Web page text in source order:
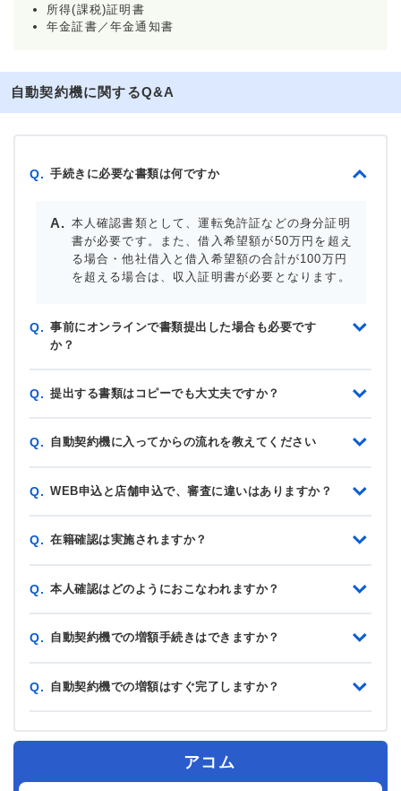
所得(課税)証明書
年金証書／年金通知書
自動契約機に関するQ&A
Q. 手続きに必要な書類は何ですか
本人確認書類として、運転免許証などの身分証明
書が必要です。また、借入希望額が50万円を超え
る場合・他社借入と借入希望額の合計が100万円
を超える場合は、収入証明書が必要となります。
Q. 事前にオンラインで書類提出した場合も必要です
か？
Q. 提出する書類はコピーでも大丈夫ですか？
Q. 自動契約機に入ってからの流れを教えてください
Q. WEB申込と店舗申込で、審査に違いはありますか？
Q. 在籍確認は実施されますか？
Q. 本人確認はどのようにおこなわれますか？
Q. 自動契約機での増額手続きはできますか？
Q. 自動契約機での増額はすぐ完了しますか？
アコム